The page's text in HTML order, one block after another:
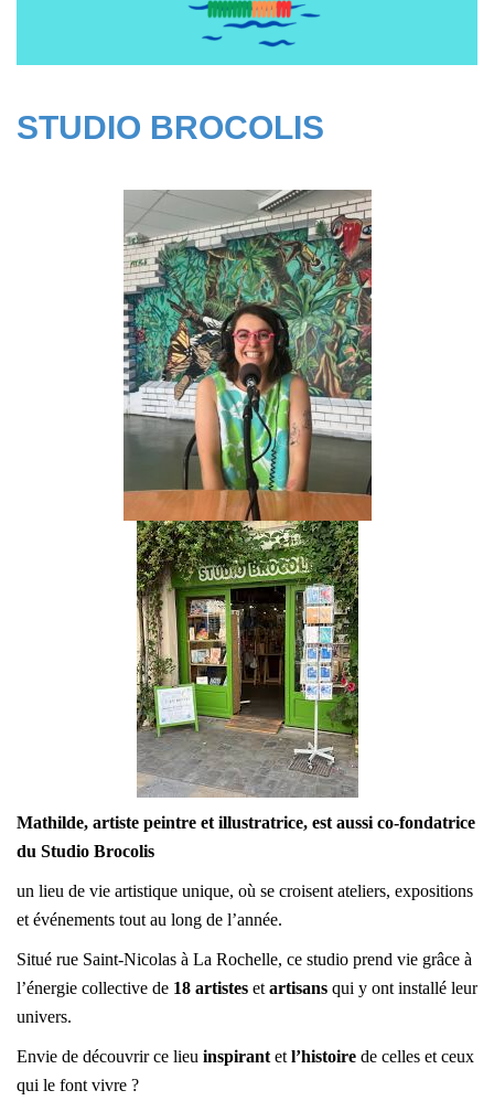
STUDIO BROCOLIS
Mathilde, artiste peintre et illustratrice, est aussi co-fondatrice
du Studio Brocolis
un lieu de vie artistique unique, où se croisent ateliers, expositions
et événements tout au long de l’année.
Situé rue Saint-Nicolas à La Rochelle, ce studio prend vie grâce à
l’énergie collective de 18 artistes et artisans qui y ont installé leur
univers.
Envie de découvrir ce lieu inspirant et l’histoire de celles et ceux
qui le font vivre ?